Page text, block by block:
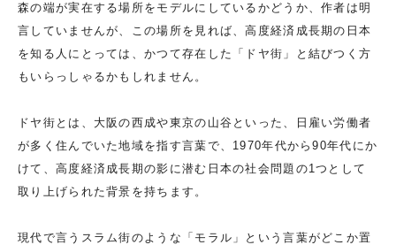
森の端が実在する場所をモデルにしているかどうか、作者は明
言していませんが、この場所を見れば、高度経済成長期の日本
を知る人にとっては、かつて存在した「ドヤ街」と結びつく方
もいらっしゃるかもしれません。
ドヤ街とは、大阪の西成や東京の山谷といった、日雇い労働者
が多く住んでいた地域を指す言葉で、1970年代から90年代にか
けて、高度経済成長期の影に潜む日本の社会問題の1つとして
取り上げられた背景を持ちます。
現代で言うスラム街のような「モラル」という言葉がどこか置